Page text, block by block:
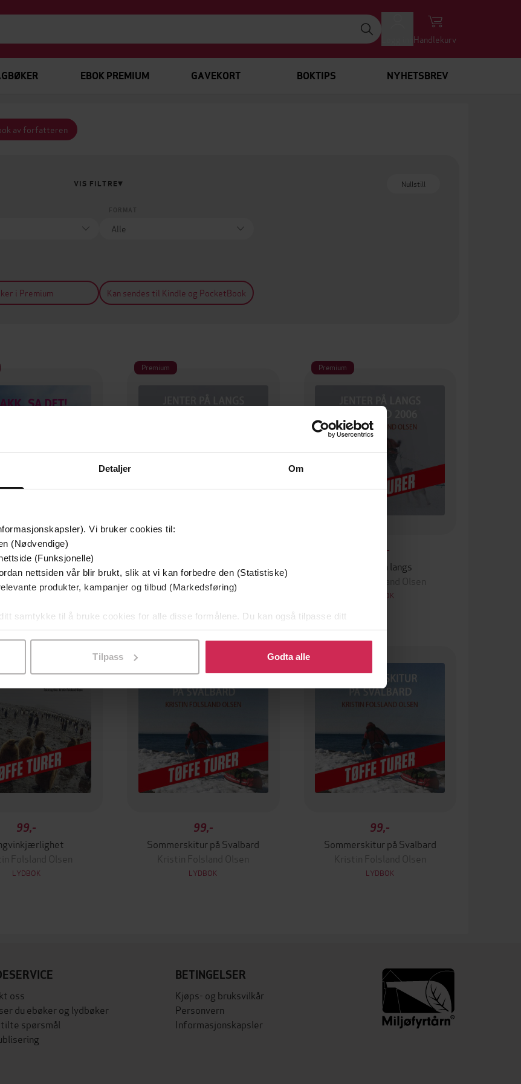
Detaljer Om
Vi bruker cookies til:
(Nødvendige)
(Funksjonelle)
nettsiden vår blir brukt, slik at vi kan forbedre den (Statistiske)
produkter, kampanjer og tilbud (Markedsføring)
samtykke til å bruke cookies for alle disse formålene. Du kan også tilpasse ditt
klikke på «Tilpass». Du kan når som helst trekke tilbake eller endre ditt samtykke.
Tilpass Godta alle
Handlekurv
EBOK PREMIUM GAVEKORT BOKTIPS NYHETSBREV
av forfatteren
VIS FILTRE Nullstill
i Premium Kan sendes til Kindle og PocketBook
99,-
sa det!
Folsland Olsen
LYDBOK
Premium
Jenter på langs
Kristin Folsland Olsen
Premium
99,-
Jenter på langs
Kristin Folsland Olsen
LYDBOK
99,-
Folsland Olsen
LYDBOK
99,-
Sommerskitur på Svalbard
Kristin Folsland Olsen
LYDBOK
99,-
Sommerskitur på Svalbard
Kristin Folsland Olsen
LYDBOK
oss
du ebøker og lydbøker
spørsmål
BETINGELSER
Kjøps- og bruksvilkår
Personvern
Informasjonskapsler